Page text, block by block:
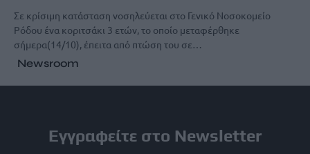
Σε κρίσιμη κατάσταση νοσηλεύεται στο Γενικό Νοσοκομείο
Ρόδου ένα κοριτσάκι 3 ετών, το οποίο μεταφέρθηκε
σήμερα(14/10), έπειτα από πτώση του σε…
Newsroom
Εγγραφείτε στο Newsletter